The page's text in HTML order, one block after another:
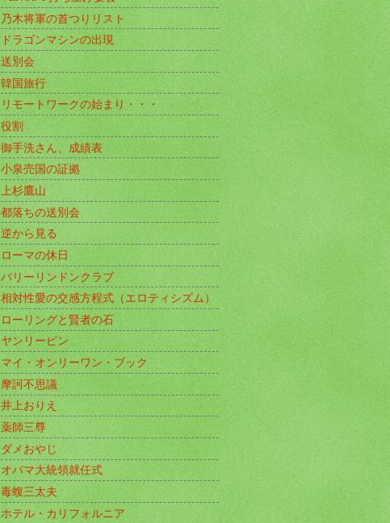
乃木将軍の首つりリスト
ドラゴンマシンの出現
送別会
韓国旅行
リモートワークの始まり・・・
役割
御手洗さん、成績表
小泉売国の証拠
上杉鷹山
都落ちの送別会
逆から見る
ローマの休日
バリーリンドンクラブ
相対性愛の交感方程式（エロティシズム）
ローリングと賢者の石
ヤンリーピン
マイ・オンリーワン・ブック
摩訶不思議
井上おりえ
薬師三尊
ダメおやじ
オバマ大統領就任式
毒蝮三太夫
ホテル・カリフォルニア